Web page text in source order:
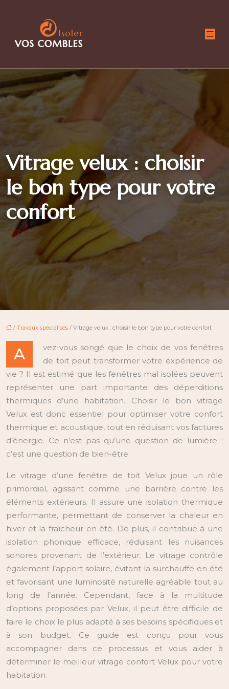
Vitrage velux : choisir
le bon type pour votre
confort
/ Travaux spécialisés / Vitrage velux : choisir le bon type pour votre confort
A
vez-vous songé que le choix de vos fenêtres
de toit peut transformer votre expérience de
vie ? Il est estimé que les fenêtres mal isolées peuvent
représenter une part importante des déperditions
thermiques d’une habitation. Choisir le bon vitrage
Velux est donc essentiel pour optimiser votre confort
thermique et acoustique, tout en réduisant vos factures
d’énergie. Ce n’est pas qu’une question de lumière ;
c’est une question de bien-être.
Le vitrage d’une fenêtre de toit Velux joue un rôle
primordial, agissant comme une barrière contre les
éléments extérieurs. Il assure une isolation thermique
performante, permettant de conserver la chaleur en
hiver et la fraîcheur en été. De plus, il contribue à une
isolation phonique efficace, réduisant les nuisances
sonores provenant de l’extérieur. Le vitrage contrôle
également l’apport solaire, évitant la surchauffe en été
et favorisant une luminosité naturelle agréable tout au
long de l’année. Cependant, face à la multitude
d’options proposées par Velux, il peut être difficile de
faire le choix le plus adapté à ses besoins spécifiques et
à son budget. Ce guide est conçu pour vous
accompagner dans ce processus et vous aider à
déterminer le meilleur vitrage confort Velux pour votre
habitation.